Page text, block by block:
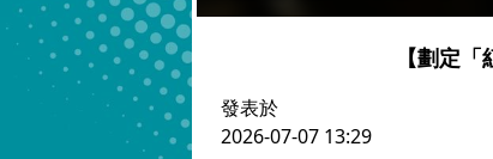
【劃定
發表於
2026-07-07 13:29